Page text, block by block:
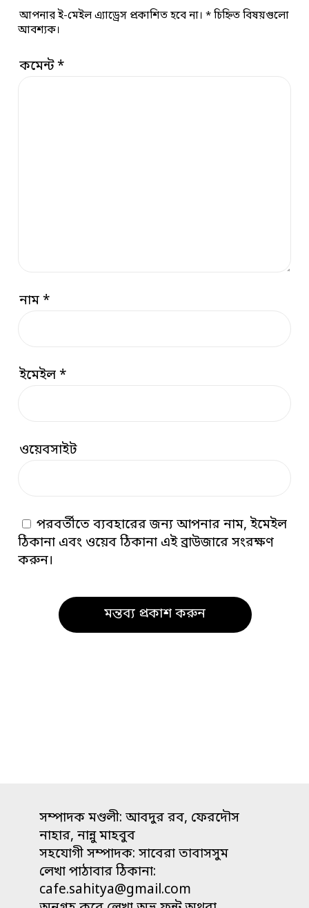
আপনার ই-মেইল এ্যাড্রেস প্রকাশিত হবে না। *চিহ্নিত বিষয়গুলো
আবশ্যক।
কমেন্ট*
নাম*
ইমেইল*
ওয়েবসাইট
পরবর্তীতে ব্যবহারের জন্য আপনার নাম, ইমেইল
ঠিকানা এবং ওয়েব ঠিকানা এই ব্রাউজারে সংরক্ষণ
করুন।
সম্পাদক মণ্ডলী: আবদুর রব, ফেরদৌস
নাহার, নান্নু মাহবুব
সহযোগী সম্পাদক: সাবেরা তাবাসসুম
লেখা পাঠাবার ঠিকানা:
cafe.sahitya@gmail.com